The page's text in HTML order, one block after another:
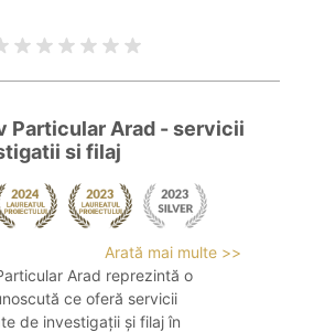
Particular Arad - servicii
si filaj
Arată mai multe >>
Arad reprezintă o
ce oferă servicii
de investigații și filaj în